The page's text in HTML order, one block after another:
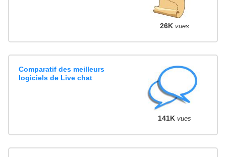
26K vues
Comparatif des meilleurs
logiciels de Live chat
141K vues